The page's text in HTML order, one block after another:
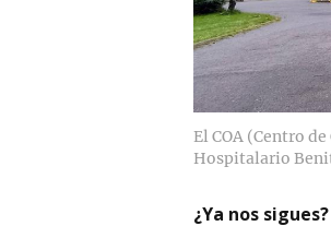
El COA (Centro
Hospitalario
¿Ya nos sigues?